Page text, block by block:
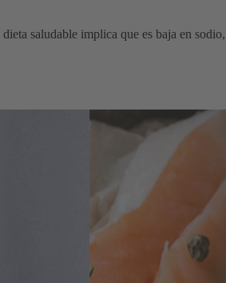
saludable implica que es baja en